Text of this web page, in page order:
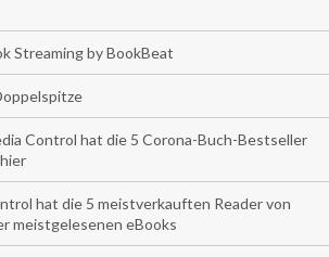
Streaming by BookBeat
Control hat die 5 Corona-Buch-Bestseller
hat die 5 meistverkauften Reader von
meistgelesenen eBooks